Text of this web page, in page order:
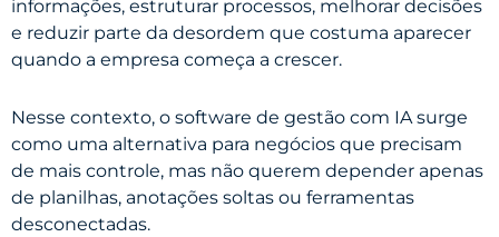
informações, estruturar processos, melhorar decisões
e reduzir parte da desordem que costuma aparecer
quando a empresa começa a crescer.
Nesse contexto, o software de gestão com IA surge
como uma alternativa para negócios que precisam
de mais controle, mas não querem depender apenas
de planilhas, anotações soltas ou ferramentas
desconectadas.